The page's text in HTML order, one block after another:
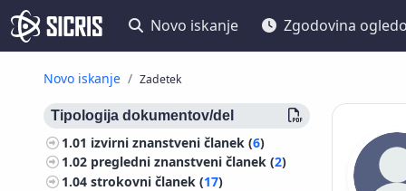
Novo iskanje Zgodovina
Novo iskanje Zadetek
Tipologija dokumentov/del
1.01 izvirni znanstveni članek (6)
1.02 pregledni znanstveni članek (2)
1.04strokovni članek (17)